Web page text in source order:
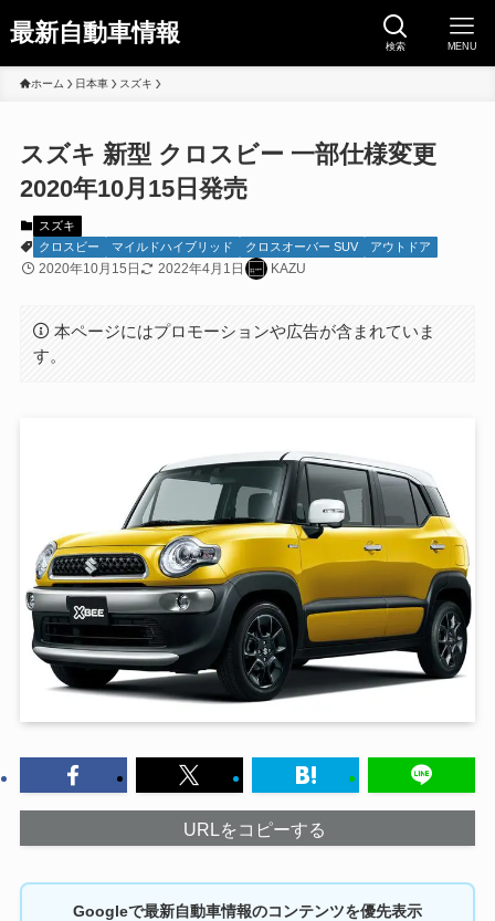
最新自動車情報 検索 MENU
ホーム 日本車 スズキ
スズキ 新型 クロスビー 一部仕様変更
2020年10月15日発売
スズキ
クロスビー
マイルドハイブリッド クロスオーバー SUV アウトドア
2020年10月15日 2022年4月1日 KAZU
本ページにはプロモーションや広告が含まれていま
す。
URLをコピーする
Googleで最新自動車情報のコンテンツを優先表示